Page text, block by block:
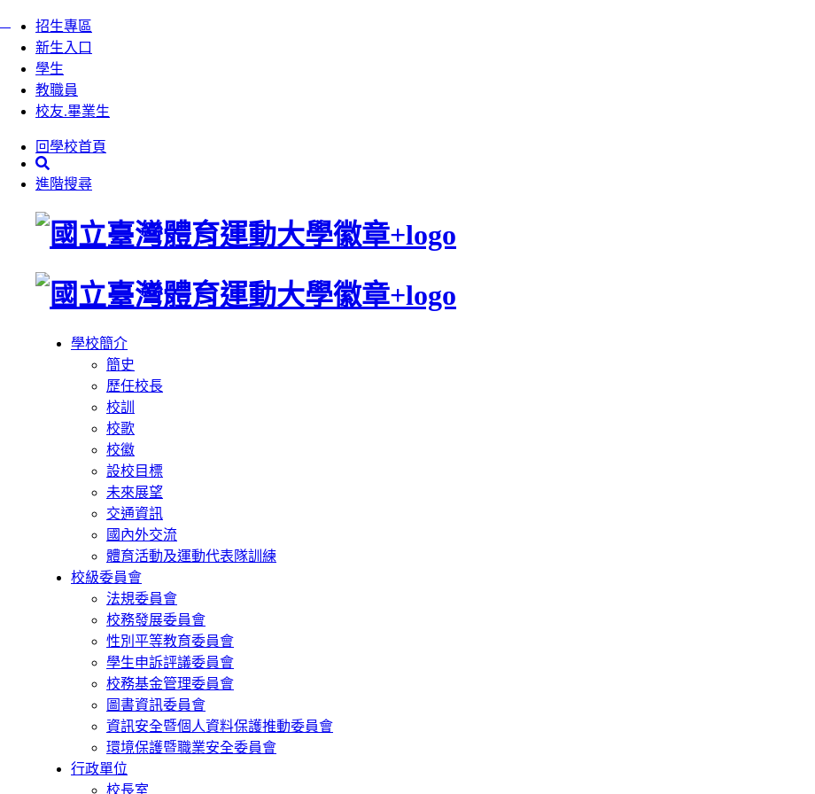
跳
招生專區
新生入口
學生
教職員
校友.畢業生
回學校首頁
進階搜尋
學校簡介
簡史
歷任校長
校訓
校歌
校徽
設校目標
未來展望
交通資訊
國內外交流
體育活動及運動代表隊訓練
校級委員會
法規委員會
校務發展委員會
性別平等教育委員會
學生申訴評議委員會
校務基金管理委員會
圖書資訊委員會
資訊安全暨個人資料保護推動委員會
環境保護暨職業安全委員會
行政單位
校長室